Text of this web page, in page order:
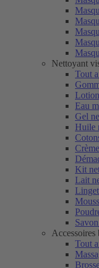
Nettoyant
Tout
Eau
Gel
Huile
Kit
Lait
Accessoires
Tout